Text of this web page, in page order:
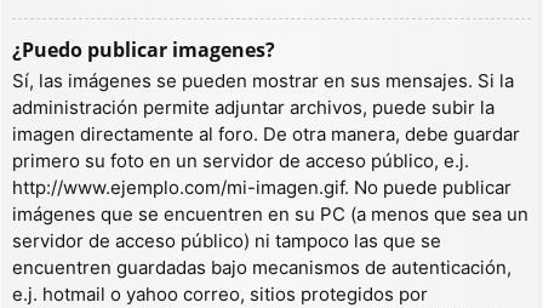
¿Puedo publicar imagenes?
Sí, las imágenes se pueden mostrar en sus mensajes. Si la
administración permite adjuntar archivos, puede subir la
imagen directamente al foro. De otra manera, debe guardar
primero su foto en un servidor de acceso público, e.j.
http://www.ejemplo.com/mi-imagen.gif. No puede publicar
imágenes que se encuentren en su PC (a menos que sea un
servidor de acceso público) ni tampoco las que se
encuentren guardadas bajo mecanismos de autenticación,
e.j. hotmail o yahoo correo, sitios protegidos por